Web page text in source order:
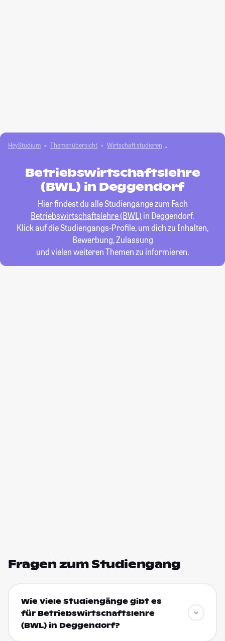
HeyStudium Themenübersicht Wirtschaft studieren
Betriebswirtschaftslehre
(BWL) in Deggendorf
Hier findest du alle Studiengänge zum Fach
Betriebswirtschaftslehre (BWL) in Deggendorf.
Klick auf die Studiengangs-Profile, um dich zu Inhalten,
Bewerbung, Zulassung
und vielen weiteren Themen zu informieren.
Fragen zum Studiengang
Wie viele Studiengänge gibt es
für Betriebswirtschaftslehre
(BWL) in Deggendorf?